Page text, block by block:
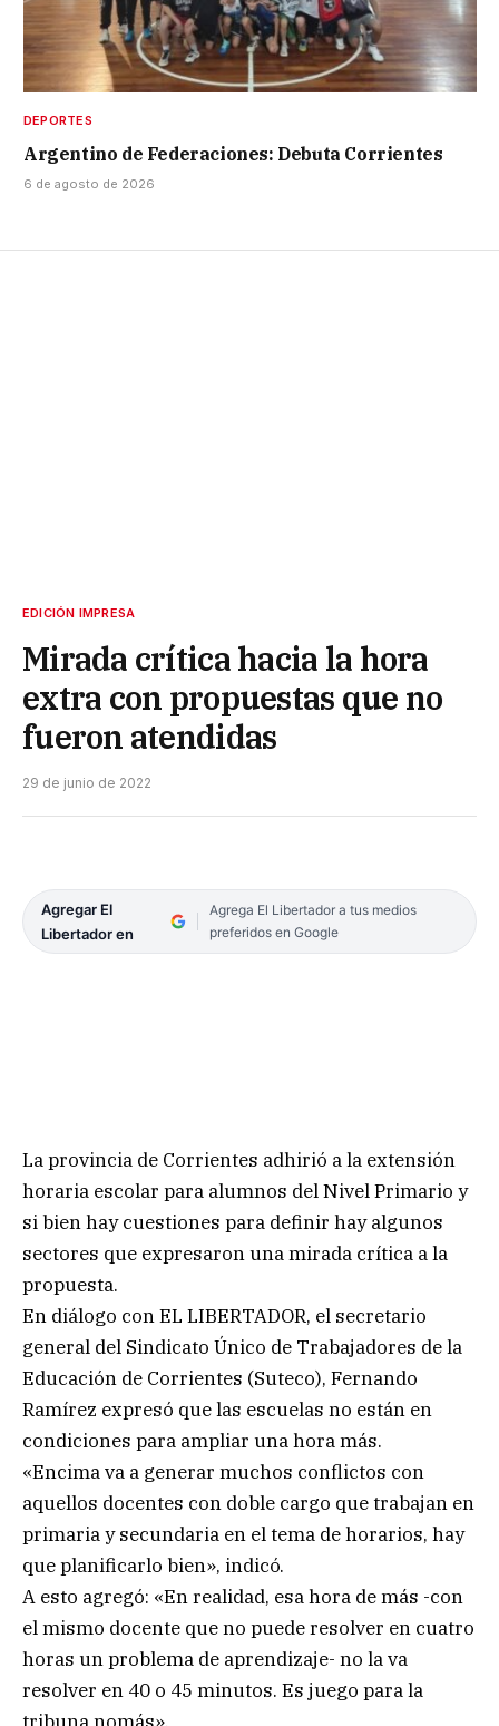
DEPORTES
Argentino de Federaciones: Debuta Corrientes
6 de agosto de 2026
EDICIÓN IMPRESA
Mirada crítica hacia la hora
extra con propuestas que no
fueron atendidas
29 de junio de 2022
Agregar El
Libertador en
Agrega El Libertador a tus medios
preferidos en Google
La provincia de Corrientes adhirió a la extensión
horaria escolar para alumnos del Nivel Primario y
si bien hay cuestiones para definir hay algunos
sectores que expresaron una mirada crítica a la
propuesta.
En diálogo con EL LIBERTADOR, el secretario
general del Sindicato Único de Trabajadores de la
Educación de Corrientes (Suteco), Fernando
Ramírez expresó que las escuelas no están en
condiciones para ampliar una hora más.
«Encima va a generar muchos conflictos con
aquellos docentes con doble cargo que trabajan en
primaria y secundaria en el tema de horarios, hay
que planificarlo bien», indicó.
A esto agregó: «En realidad, esa hora de más -con
el mismo docente que no puede resolver en cuatro
horas un problema de aprendizaje- no la va
resolver en 40 o 45 minutos. Es juego para la